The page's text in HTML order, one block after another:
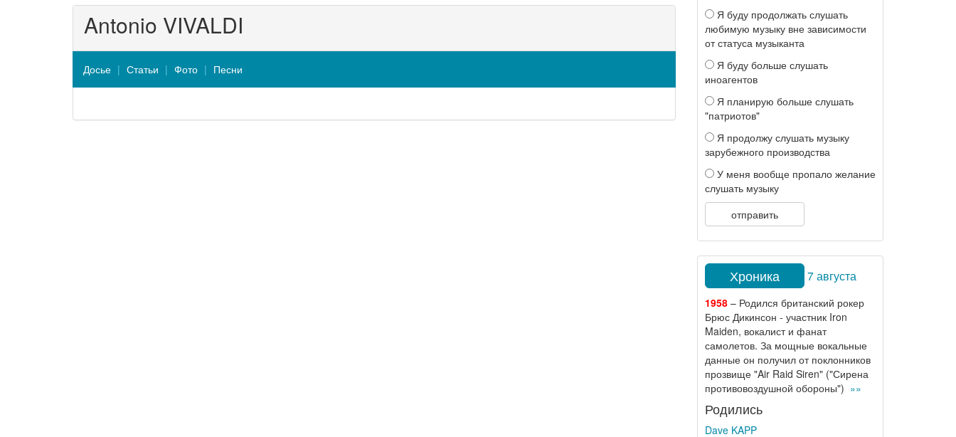
Antonio VIVALDI
Досье Статьи Фото Песни
Я буду продолжать слушать
любимую музыку вне зависимости
от статуса музыканта
Я буду больше слушать
иноагентов
Я планирую больше слушать
"патриотов"
Я продолжу слушать музыку
зарубежного производства
У меня вообще пропало желание
слушать музыку
отправить
Хроника 7 августа
1958– Родился британский рокер
Брюс Дикинсон - участник Iron
Maiden, вокалист и фанат
самолетов. За мощные вокальные
данные он получил от поклонников
прозвище "Air Raid Siren" ("Сирена
противовоздушной обороны") »»
Родились
Dave KAPP